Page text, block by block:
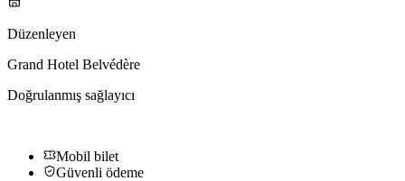
Düzenleyen
Grand Hotel Belvédère
Doğrulanmış sağlayıcı
Mobil bilet
Güvenli ödeme